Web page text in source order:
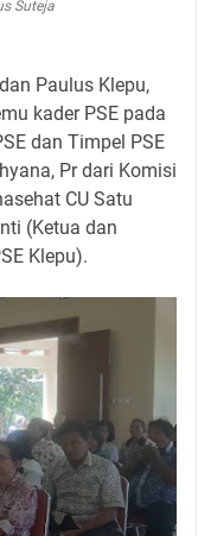
Suteja
Paulus Klepu,
kader PSE pada
dan Timpel PSE
Pr dari Komisi
CU Satu
(Ketua dan
Klepu).